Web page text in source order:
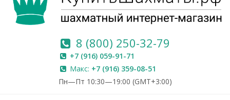
8 (800) 250-32-79
+7 (916) 059-91-71
Макс: +7 (916) 359-08-51
Пн—Пт 10:30—19:00 (GMT+3:00)